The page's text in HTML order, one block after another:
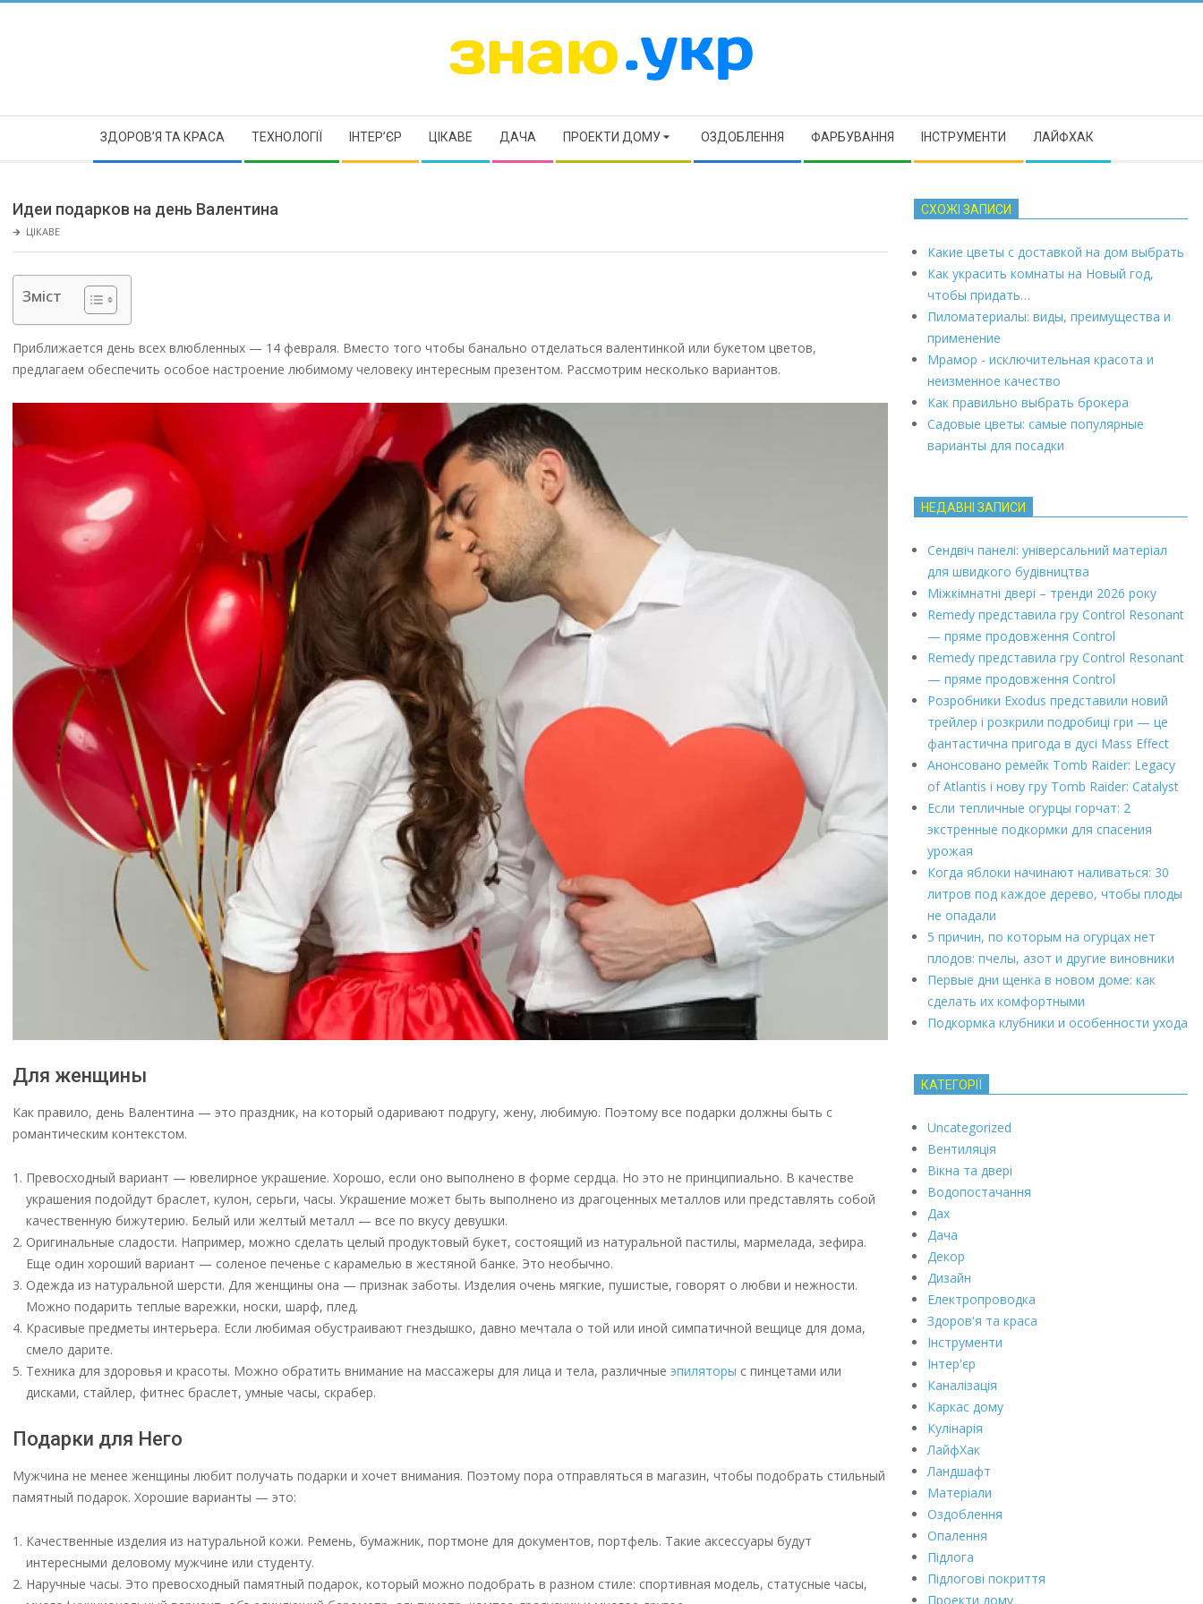
ЗНАЮ
ЗДОРОВ’Я ТА КРАСА ТЕХНОЛОГІЇ ІНТЕР’ЄР ЦІКАВЕ ДАЧА ПРОЕКТИ ДОМУ ОЗДОБЛЕННЯ ФАРБУВАННЯ ІНСТРУМЕНТИ ЛАЙФХАК
Идеи подарков на день Валентина
🡲 ЦІКАВЕ
Зміст
Приближается день всех влюбленных — 14 февраля. Вместо того чтобы банально отделаться валентинкой или букетом цветов,
предлагаем обеспечить особое настроение любимому человеку интересным презентом. Рассмотрим несколько вариантов.
Для женщины
Как правило, день Валентина — это праздник, на который одаривают подругу, жену, любимую. Поэтому все подарки должны быть с
романтическим контекстом.
Превосходный вариант — ювелирное украшение. Хорошо, если оно выполнено в форме сердца. Но это не принципиально. В качестве
украшения подойдут браслет, кулон, серьги, часы. Украшение может быть выполнено из драгоценных металлов или представлять собой
качественную бижутерию. Белый или желтый металл — все по вкусу девушки.
Оригинальные сладости. Например, можно сделать целый продуктовый букет, состоящий из натуральной пастилы, мармелада, зефира.
Еще один хороший вариант — соленое печенье с карамелью в жестяной банке. Это необычно.
Одежда из натуральной шерсти. Для женщины она — признак заботы. Изделия очень мягкие, пушистые, говорят о любви и нежности.
Можно подарить теплые варежки, носки, шарф, плед.
Красивые предметы интерьера. Если любимая обустраивают гнездышко, давно мечтала о той или иной симпатичной вещице для дома,
смело дарите.
Техника для здоровья и красоты. Можно обратить внимание на массажеры для лица и тела, различные эпиляторы с пинцетами или
дисками, стайлер, фитнес браслет, умные часы, скрабер.
Подарки для Него
Мужчина не менее женщины любит получать подарки и хочет внимания. Поэтому пора отправляться в магазин, чтобы подобрать стильный
памятный подарок. Хорошие варианты — это:
Качественные изделия из натуральной кожи. Ремень, бумажник, портмоне для документов, портфель. Такие аксессуары будут
интересными деловому мужчине или студенту.
Наручные часы. Это превосходный памятный подарок, который можно подобрать в разном стиле: спортивная модель, статусные часы,
СХОЖІ ЗАПИСИ
Какие цветы с доставкой на дом выбрать
Как украсить комнаты на Новый год,
чтобы придать…
Пиломатериалы: виды, преимущества и
применение
Мрамор - исключительная красота и
неизменное качество
Как правильно выбрать брокера
Садовые цветы: самые популярные
варианты для посадки
НЕДАВНІ ЗАПИСИ
Сендвіч панелі: універсальний матеріал
для швидкого будівництва
Міжкімнатні двері – тренди 2026 року
Remedy представила гру Control Resonant
— пряме продовження Control
Remedy представила гру Control Resonant
— пряме продовження Control
Розробники Exodus представили новий
трейлер і розкрили подробиці гри — це
фантастична пригода в дусі Mass Effect
Анонсовано ремейк Tomb Raider: Legacy
of Atlantis і нову гру Tomb Raider: Catalyst
Если тепличные огурцы горчат: 2
экстренные подкормки для спасения
урожая
Когда яблоки начинают наливаться: 30
литров под каждое дерево, чтобы плоды
не опадали
5 причин, по которым на огурцах нет
плодов: пчелы, азот и другие виновники
Первые дни щенка в новом доме: как
сделать их комфортными
Подкормка клубники и особенности ухода
КАТЕГОРІЇ
Uncategorized
Вентиляція
Вікна та двері
Водопостачання
Дах
Дача
Декор
Дизайн
Електропроводка
Здоров'я та краса
Інструменти
Інтер'єр
Каналізація
Каркас дому
Кулінарія
ЛайфХак
Ландшафт
Матеріали
Оздоблення
Опалення
Підлога
Підлогові покриття
Проекти дому